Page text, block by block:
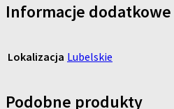
Informacje dodatkowe
Lokalizacja Lubelskie
Podobne produkty